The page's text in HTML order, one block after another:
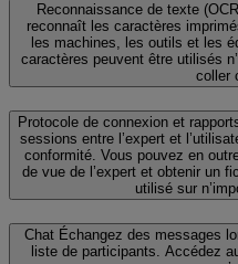
Reconnaissance de texte
reconnaît les caractères
les machines, les outils et les
caractères peuvent être utilisés
coller
Protocole de connexion et
sessions entre l’expert et
conformité. Vous pouvez en
de vue de l’expert et obtenir un
utilisé sur
Chat Échangez des messages
liste de participants. Accédez